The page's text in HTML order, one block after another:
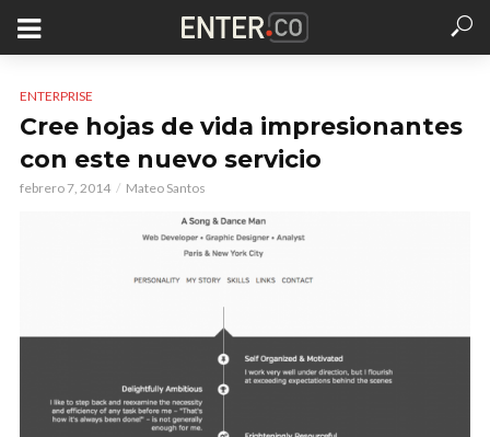
ENTERPRISE
Cree hojas de vida impresionantes
con este nuevo servicio
febrero 7, 2014 Mateo Santos